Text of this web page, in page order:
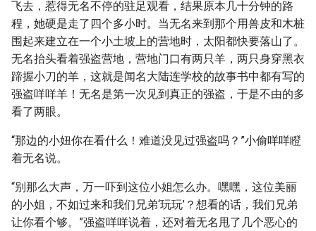
飞去，惹得无名不停的驻足观看，结果原本几十分钟的路
程，她硬是走了四个多小时。当无名来到那个用兽皮和木桩
围起来建立在一个小土坡上的营地时，太阳都快要落山了。
无名抬头看着强盗营地，营地门口有两只羊，两只身穿黑衣
蹄握小刀的羊，这就是闻名大陆连学校的故事书中都有写的
强盗咩咩羊！无名是第一次见到真正的强盗，于是不由的多
看了两眼。
“那边的小妞你在看什么！难道没见过强盗吗？”小偷咩咩瞪
着无名说。
“别那么大声，万一吓到这位小姐怎么办。嘿嘿，这位美丽
的小姐，不如过来和我们兄弟‘玩玩’？想看的话，我们兄弟
让你看个够。”强盗咩咩说着，还对着无名甩了几个恶心的